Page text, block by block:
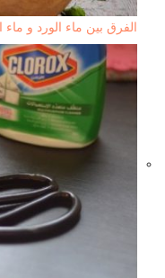
الفرق بين ماء الورد و